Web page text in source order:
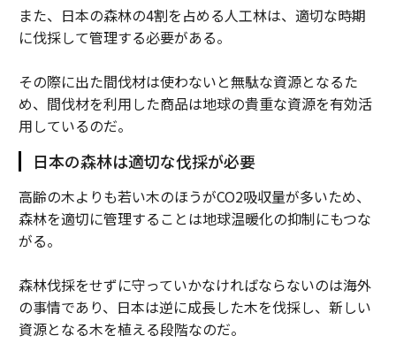
また、日本の森林の4割を占める人工林は、適切な時期
に伐採して管理する必要がある。
その際に出た間伐材は使わないと無駄な資源となるた
め、間伐材を利用した商品は地球の貴重な資源を有効活
用しているのだ。
日本の森林は適切な伐採が必要
高齢の木よりも若い木のほうがCO2吸収量が多いため、
森林を適切に管理することは地球温暖化の抑制にもつな
がる。
森林伐採をせずに守っていかなければならないのは海外
の事情であり、日本は逆に成長した木を伐採し、新しい
資源となる木を植える段階なのだ。